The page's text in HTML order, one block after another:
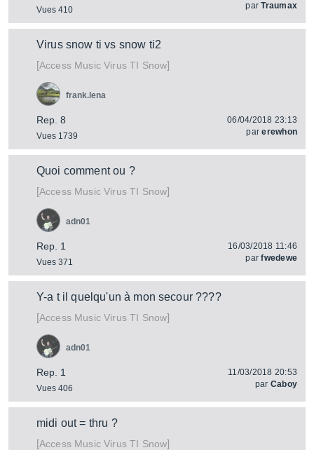
Vues 410
parTraumax
Virus snow ti vs snow ti2
[Access MusicVirus TI Snow]
Rep. 8
Vues 1739
frank.lena
06/04/2018 23:13
parerewhon
Quoi comment ou ?
[Access MusicVirus TI Snow]
Rep. 1
Vues 371
adn01
16/03/2018 11:46
parfwedewe
Y-a t il quelqu'un à mon secour ????
[Access MusicVirus TI Snow]
Rep. 1
Vues 406
adn01
11/03/2018 20:53
par Caboy
midi out = thru ?
[Access MusicVirus TI Snow]